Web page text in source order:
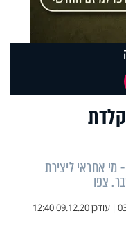
מי אחראי ליצירת
צפו
| עודכן09.12.20 12:40